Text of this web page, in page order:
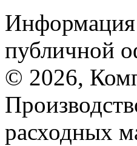
Информация
публичной
© 2026,
расходных